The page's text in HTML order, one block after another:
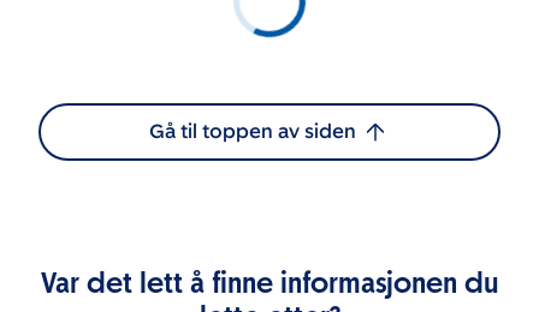
Gå til toppen av siden
Var det lett å finne informasjonen du